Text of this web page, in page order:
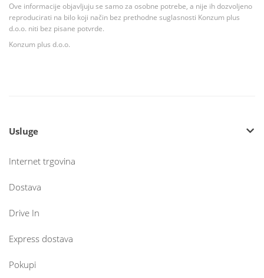
Ove informacije objavljuju se samo za osobne potrebe, a nije ih dozvoljeno
reproducirati na bilo koji način bez prethodne suglasnosti Konzum plus
d.o.o. niti bez pisane potvrde.
Konzum plus d.o.o.
Usluge
Internet trgovina
Dostava
Drive In
Express dostava
Pokupi